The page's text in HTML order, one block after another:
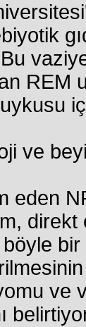
Bu
REM
ve
eden
ve